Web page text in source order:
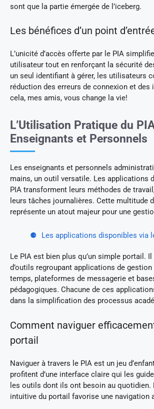
sont que la partie émergée de l’iceberg.
Les bénéfices d’un point
L’unicité d’accès offerte par le PIA
utilisateur tout en renforçant la sécurité
un seul identifiant à gérer, les utilisateurs
réduction des erreurs de connexion et des
cela, mes amis, vous change la vie!
L’Utilisation Pratique du
Enseignants et Personnels
Les enseignants et personnels
mains, un outil versatile. Les applications
PIA transforment leurs méthodes de
leurs tâches journalières. Cette multitude
représente un atout majeur pour une
Les applications disponibles via
Le PIA est bien plus qu’un simple portail.
d’outils regroupant applications de
temps, plateformes de messagerie et
pédagogiques. Chacune de ces
dans la simplification des processus
Comment naviguer
portail
Naviguer à travers le PIA est un jeu
profitent d’une interface claire qui les
les outils dont ils ont besoin au quotidien.
intuitive du portail favorise une navigation